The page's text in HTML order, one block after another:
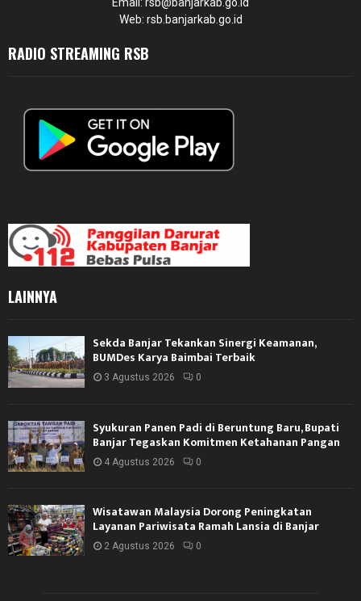
Email: rsb@banjarkab.go.id
Web: rsb.banjarkab.go.id
RADIO STREAMING RSB
LAINNYA
Sekda Banjar Tekankan Sinergi Keamanan,
BUMDes Karya Baimbai Terbaik
3 Agustus 2026 0
Syukuran Panen Padi di Beruntung Baru, Bupati
Banjar Tegaskan Komitmen Ketahanan Pangan
4 Agustus 2026 0
Wisatawan Malaysia Dorong Peningkatan
Layanan Pariwisata Ramah Lansia di Banjar
2 Agustus 2026 0